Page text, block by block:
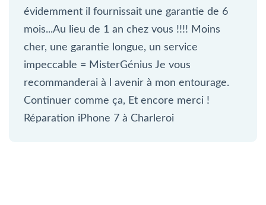
évidemment il fournissait une garantie de 6
mois...Au lieu de 1 an chez vous !!!! Moins
cher, une garantie longue, un service
impeccable = MisterGénius Je vous
recommanderai à l avenir à mon entourage.
Continuer comme ça, Et encore merci !
Réparation iPhone 7 à Charleroi